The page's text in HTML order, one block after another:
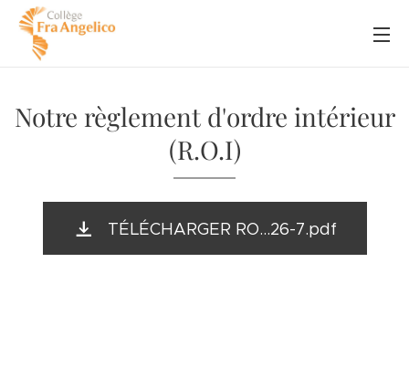
Notre règlement d'ordre intérieur
(R.O.I)
TÉLÉCHARGER RO...26-7.pdf